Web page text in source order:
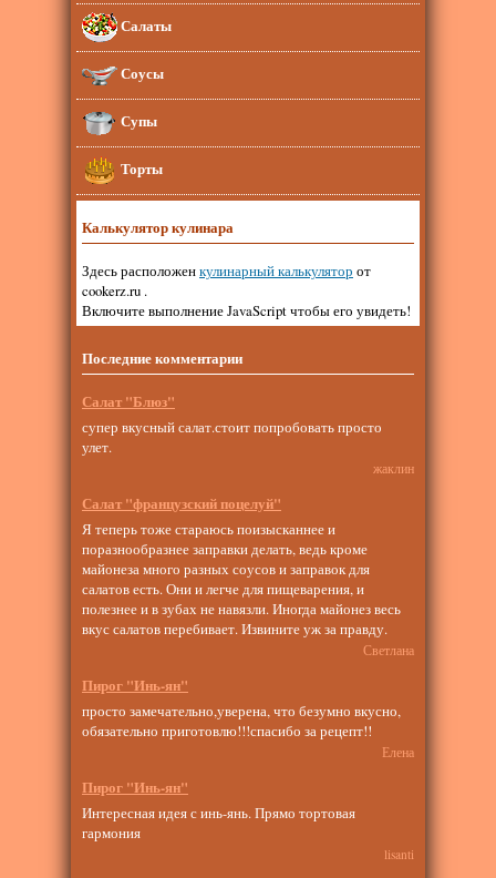
Салаты
Соусы
Супы
Торты
Калькулятор кулинара
Здесь расположенкулинарный калькулятор от
cookerz.ru .
Включите выполнение JavaScript чтобы его увидеть!
Последние комментарии
Салат "Блюз"
супер вкусный салат.стоит попробовать просто
улет.
жаклин
Салат "французский поцелуй"
Я теперь тоже стараюсь поизысканнее и
поразнообразнее заправки делать, ведь кроме
майонеза много разных соусов и заправок для
салатов есть. Они и легче для пищеварения, и
полезнее и в зубах не навязли. Иногда майонез весь
вкус салатов перебивает. Извините уж за правду.
Светлана
Пирог "Инь-ян"
просто замечательно,уверена, что безумно вкусно,
обязательно приготовлю!!!спасибо за рецепт!!
Елена
Пирог "Инь-ян"
Интересная идея с инь-янь. Прямо тортовая
гармония
lisanti